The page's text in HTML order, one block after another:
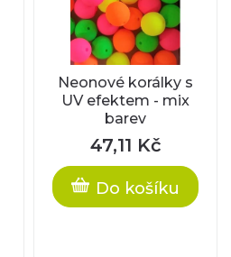
Neonové korálky s
UV efektem - mix
barev
47,11 Kč
Do košíku